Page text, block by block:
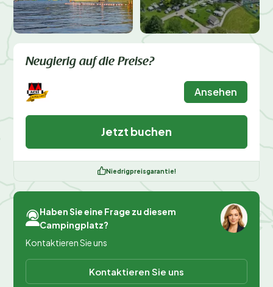
Neugierig auf die Preise?
Ansehen
Jetzt buchen
Niedrigpreisgarantie!
Haben Sie eine Frage zu diesem
Campingplatz?
Kontaktieren Sie uns
Kontaktieren Sie uns